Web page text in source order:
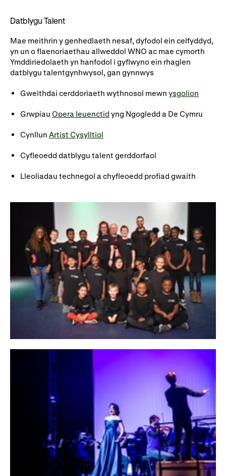
Datblygu Talent
Mae meithrin y genhedlaeth nesaf, dyfodol ein celfyddyd,
yn un o flaenoriaethau allweddol WNO ac mae cymorth
Ymddiriedolaeth yn hanfodol i gyflwyno ein rhaglen
datblygu talentgynhwysol, gan gynnwys
Gweithdai cerddoriaeth wythnosol mewn ysgolion
Grwpiau Opera Ieuenctid yng Ngogledd a De Cymru
Cynllun Artist Cysylltiol
Cyfleoedd datblygu talent gerddorfaol
Lleoliadau technegol a chyfleoedd profiad gwaith